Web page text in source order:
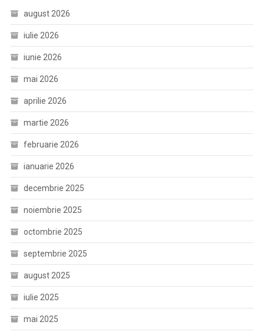
august 2026
iulie 2026
iunie 2026
mai 2026
aprilie 2026
martie 2026
februarie 2026
ianuarie 2026
decembrie 2025
noiembrie 2025
octombrie 2025
septembrie 2025
august 2025
iulie 2025
mai 2025